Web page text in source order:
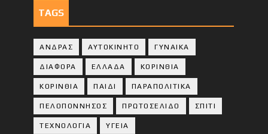
TAGS
ΑΝΔΡΑΣ ΑΥΤΟΚΙΝΗΤΟ ΓΥΝΑΙΚΑ
ΔΙΑΦΟΡΑ ΕΛΛΑΔΑ ΚΟΡΙΝΘΙΑ
ΚΟΡΙΝΘΙA ΠΑΙΔΙ ΠΑΡΑΠΟΛΙΤΙΚΑ
ΠΕΛΟΠΟΝΝΗΣΟΣ ΠΡΩΤΟΣΕΛΙΔΟ ΣΠΙΤΙ
ΤΕΧΝΟΛΟΓΙΑ ΥΓΕΙΑ